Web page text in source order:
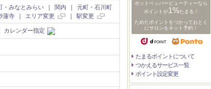
・みなとみらい 関内
元町・石川町
蓮寺 エリア変更 駅変更
カレンダー指定
ホットペッパービューティーなら
ポイントが1%たまる！
ためたポイントをつかっておとく
にサロンをネット予約！
たまるポイントについて
つかえるサービス一覧
ポイント設定変更